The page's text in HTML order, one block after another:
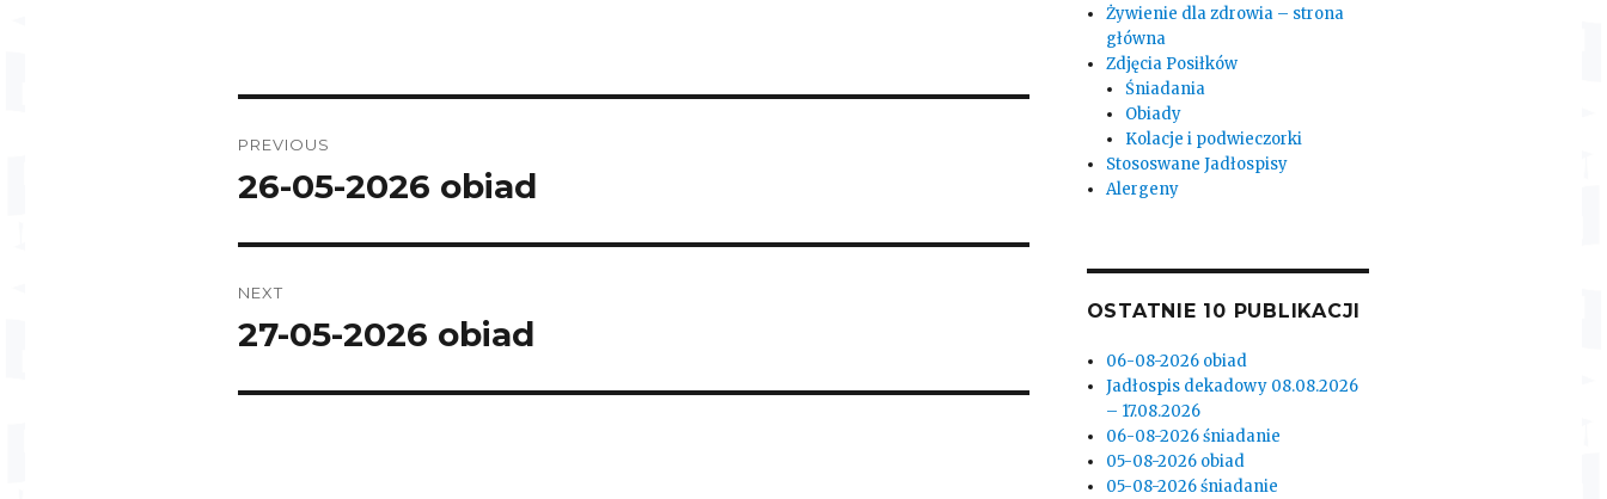
navigation
PREVIOUS
Previous
26-05-2026 obiad
NEXT
Next
27-05-2026 obiad
Żywienie dla zdrowia – strona
główna
Zdjęcia Posiłków
Śniadania
Obiady
Kolacje i podwieczorki
Stososwane Jadłospisy
Alergeny
OSTATNIE 10 PUBLIKACJI
06-08-2026 obiad
Jadłospis dekadowy 08.08.2026
– 17.08.2026
06-08-2026 śniadanie
05-08-2026 obiad
05-08-2026 śniadanie